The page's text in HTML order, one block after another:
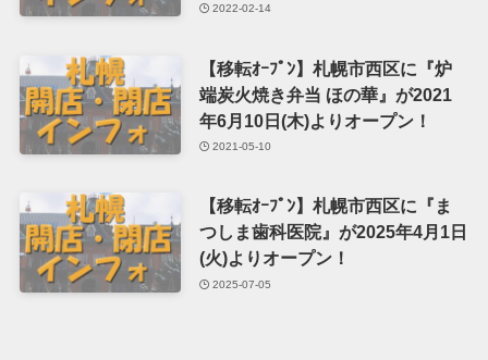
2022-02-14
【移転ｵｰﾌﾟﾝ】札幌市西区に『炉
端炭火焼き弁当 ほの華』が2021
年6月10日(木)よりオープン！
2021-05-10
【移転ｵｰﾌﾟﾝ】札幌市西区に『ま
つしま歯科医院』が2025年4月1日
(火)よりオープン！
2025-07-05